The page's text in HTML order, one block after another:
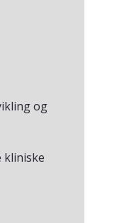
og
kliniske